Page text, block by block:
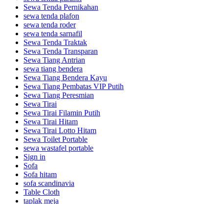
Sewa Tenda Pernikahan
sewa tenda plafon
sewa tenda roder
sewa tenda sarnafil
Sewa Tenda Traktak
Sewa Tenda Transparan
Sewa Tiang Antrian
sewa tiang bendera
Sewa Tiang Bendera Kayu
Sewa Tiang Pembatas VIP Putih
Sewa Tiang Peresmian
Sewa Tirai
Sewa Tirai Filamin Putih
Sewa Tirai Hitam
Sewa Tirai Lotto Hitam
Sewa Toilet Portable
sewa wastafel portable
Sign in
Sofa
Sofa hitam
sofa scandinavia
Table Cloth
taplak meja